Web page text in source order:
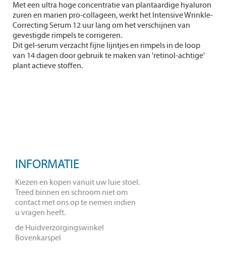
Met een ultra hoge concentratie van plantaardige hyaluron
zuren en marien pro-collageen, werkt het Intensive Wrinkle-
Correcting Serum 12 uur lang om het verschijnen van
gevestigde rimpels te corrigeren.
Dit gel-serum verzacht fijne lijntjes en rimpels in de loop
van 14 dagen door gebruik te maken van 'retinol-achtige'
plant actieve stoffen.
INFORMATIE
Kiezen en kopen vanuit uw luie stoel.
Treed binnen en schroom niet om
contact met ons op te nemen indien
u vragen heeft.
de Huidverzorgingswinkel
Bovenkarspel